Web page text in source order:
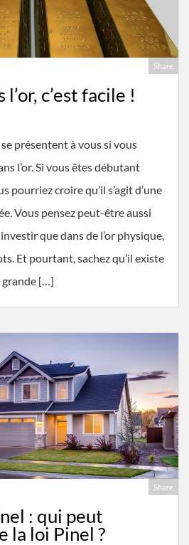
Share
c’est facile !
présentent à vous si vous
l’or. Si vous êtes débutant
pourriez croire qu’il s’agit d’une
Vous pensez peut-être aussi
que dans de l’or physique,
Et pourtant, sachez qu’il existe
grande […]
Share
: qui peut
la loi Pinel ?